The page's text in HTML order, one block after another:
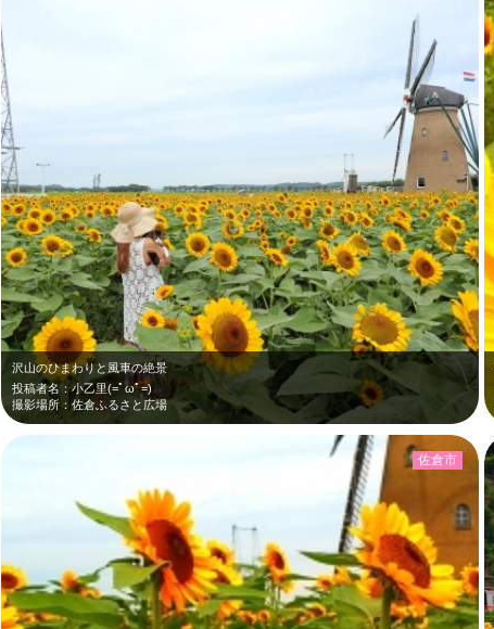
沢山のひまわりと風車の絶景
投稿者名：小乙里(=ﾟωﾟ=)
撮影場所：佐倉ふるさと広場
佐倉市